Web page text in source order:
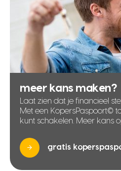
meer kans maken?
Laat zien dat je financieel
Met een KopersPaspoort©
kunt schakelen. Meer kans
gratis